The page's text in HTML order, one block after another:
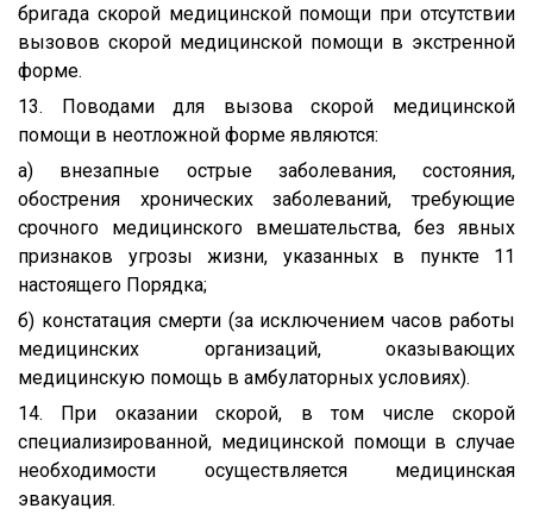
бригада скорой медицинской помощи при отсутствии
вызовов скорой медицинской помощи в экстренной
форме.
13. Поводами для вызова скорой медицинской
помощи в неотложной форме являются:
а) внезапные острые заболевания, состояния,
обострения хронических заболеваний, требующие
срочного медицинского вмешательства, без явных
признаков угрозы жизни, указанных в пункте 11
настоящего Порядка;
б) констатация смерти (за исключением часов работы
медицинских организаций, оказывающих
медицинскую помощь в амбулаторных условиях).
14. При оказании скорой, в том числе скорой
специализированной, медицинской помощи в случае
необходимости осуществляется медицинская
эвакуация.